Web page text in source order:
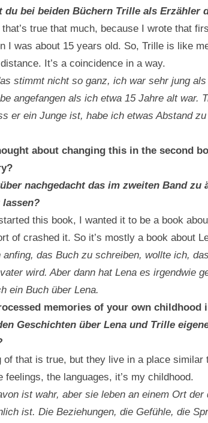
du bei beiden Büchern Trille als Erzähler
that’s true that much, because I wrote that
I was about 15 years old. So, Trille is like
It’s a coincidence in a way.
stimmt nicht so ganz, ich war sehr jung
angefangen als ich etwa 15 Jahre alt war.
er ein Junge ist, habe ich etwas Abstand
about changing this in the second
nachgedacht das im zweiten Band zu
lassen?
this book, I wanted it to be a book
of crashed it. So it’s mostly a book about
das Buch zu schreiben, wollte ich,
wird. Aber dann hat Lena es irgendwie
ein Buch über Lena.
memories of your own childhood
Geschichten über Lena und Trille
of that is true, but they live in a place similar
feelings, the languages, it’s my childhood.
ist wahr, aber sie leben an einem Ort
ist. Die Beziehungen, die Gefühle, die